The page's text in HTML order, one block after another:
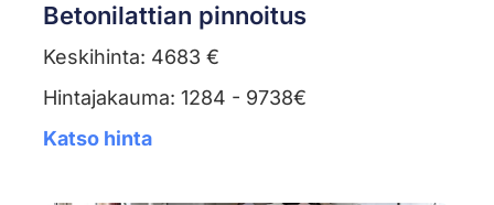
Betonilattian pinnoitus
Keskihinta: 4683 €
Hintajakauma: 1284 - 9738€
Katso hinta